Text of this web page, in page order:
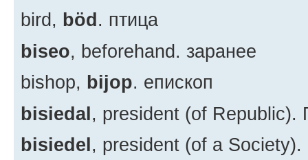
bird, böd. птица
biseo, beforehand. заранее
bishop, bijop. епископ
bisiedal, president (of Republic).
bisiedel , president (of a